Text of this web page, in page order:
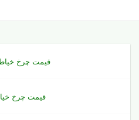
قیمت چرخ
قیمت چرخ